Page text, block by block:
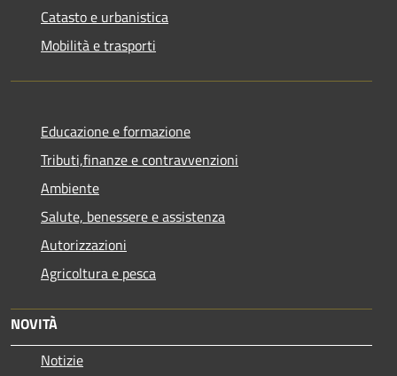
Catasto e urbanistica
Mobilità e trasporti
Educazione e formazione
Tributi,finanze e contravvenzioni
Ambiente
Salute, benessere e assistenza
Autorizzazioni
Agricoltura e pesca
NOVITÀ
Notizie